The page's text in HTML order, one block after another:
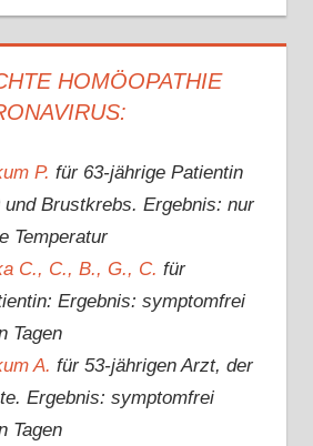
HOMÖOPATHIE
P. für 63-jährige Patientin
Brustkrebs. Ergebnis: nur
Temperatur
C., C., B., G., C. für
Ergebnis: symptomfrei
Tagen
A. für 53-jährigen Arzt, der
Ergebnis: symptomfrei
Tagen